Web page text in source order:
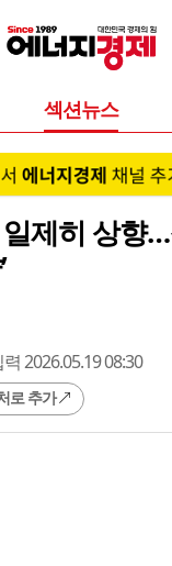
섹션뉴스
제히 상향
력 2026.05.19 08:30
로 추가